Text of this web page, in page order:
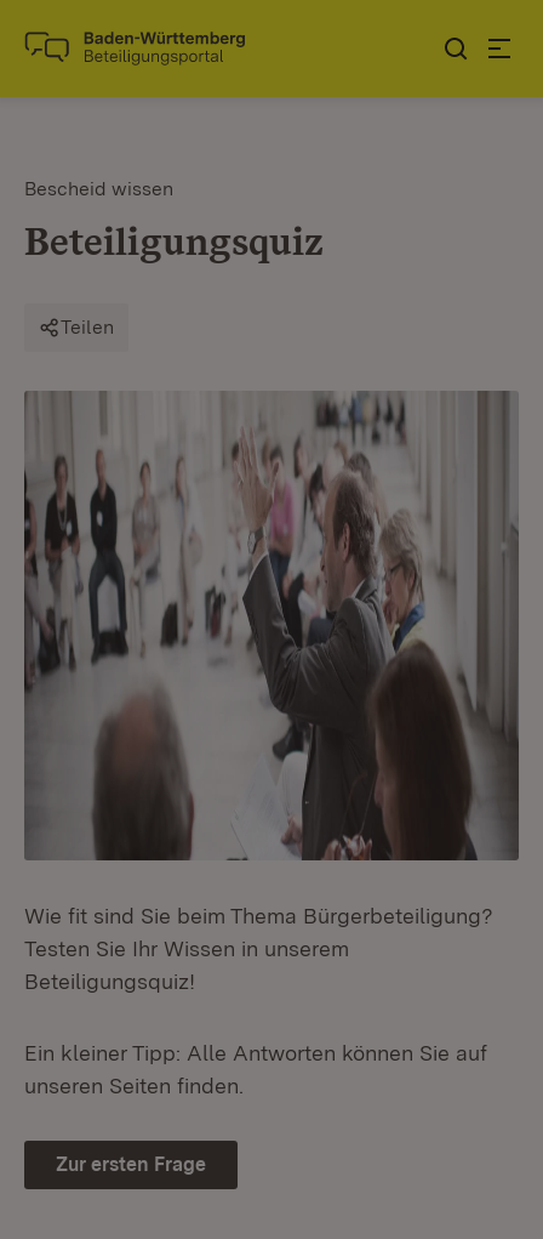
Zum Inhalt springen
Link zur Startseite
Bescheid wissen
Beteiligungsquiz
Teilen
Wie fit sind Sie beim Thema Bürgerbeteiligung?
Testen Sie Ihr Wissen in unserem
Beteiligungsquiz!
Ein kleiner Tipp: Alle Antworten können Sie auf
unseren Seiten finden.
Zur ersten Frage